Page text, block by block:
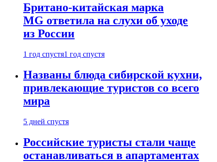
Британо-китайская марка
MG ответила на слухи об уходе
из России
1 год спустя1 год спустя
Названы блюда сибирской кухни,
привлекающие туристов со всего
мира
5 дней спустя
Российские туристы стали чаще
останавливаться в апартаментах